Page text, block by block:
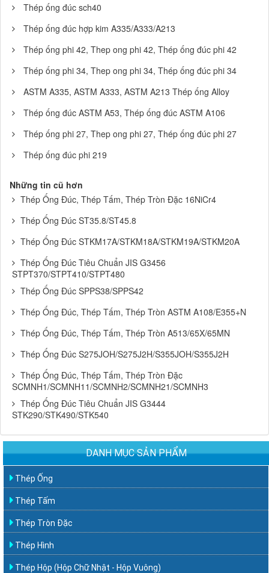
Thép ống đúc sch40
Thép ống đúc hợp kim A335/A333/A213
Thép ống phi 42, Thep ong phi 42, Thép ống đúc phi 42
Thép ống phi 34, Thep ong phi 34, Thép ống đúc phi 34
ASTM A335, ASTM A333, ASTM A213 Thép ống Alloy
Thép ống đúc ASTM A53, Thép ống đúc ASTM A106
Thép ống phi 27, Thep ong phi 27, Thép ống đúc phi 27
Thép ống đúc phi 219
Những tin cũ hơn
Thép Ống Đúc, Thép Tấm, Thép Tròn Đặc 16NiCr4
Thép Ống Đúc ST35.8/ST45.8
Thép Ống Đúc STKM17A/STKM18A/STKM19A/STKM20A
Thép Ống Đúc Tiêu Chuẩn JIS G3456
STPT370/STPT410/STPT480
Thép Ống Đúc SPPS38/SPPS42
Thép Ống Đúc, Thép Tấm, Thép Tròn ASTM A108/E355+N
Thép Ống Đúc, Thép Tấm, Thép Tròn A513/65X/65MN
Thép Ống Đúc S275JOH/S275J2H/S355JOH/S355J2H
Thép Ống Đúc, Thép Tấm, Thép Tròn Đặc
SCMNH1/SCMNH11/SCMNH2/SCMNH21/SCMNH3
Thép Ống Đúc Tiêu Chuẩn JIS G3444
STK290/STK490/STK540
DANH MỤC SẢN PHẨM
Thép Ống
Thép Tấm
Thép Tròn Đặc
Thép Hình
Thép Hộp (Hộp Chữ Nhật - Hộp Vuông)